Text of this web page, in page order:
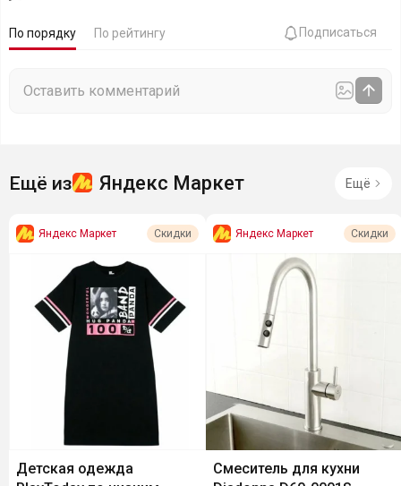
По порядку По рейтингу Подписаться
Ещё из Яндекс Маркет Ещё
Яндекс Маркет Скидки
Детская одежда
Яндекс Маркет Скидки
Смеситель для кухни